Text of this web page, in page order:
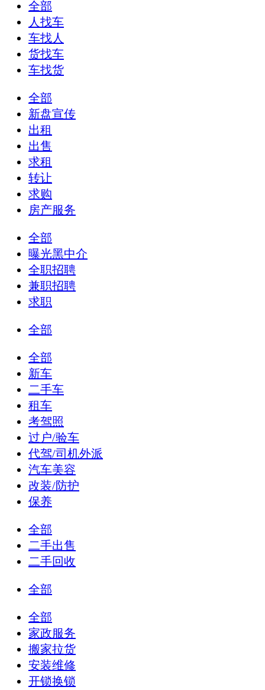
全部
人找车
车找人
货找车
车找货
全部
新盘宣传
出租
出售
求租
转让
求购
房产服务
全部
曝光黑中介
全职招聘
兼职招聘
求职
全部
全部
新车
二手车
租车
考驾照
过户/验车
代驾/司机外派
汽车美容
改装/防护
保养
全部
二手出售
二手回收
全部
全部
家政服务
搬家拉货
安装维修
开锁换锁